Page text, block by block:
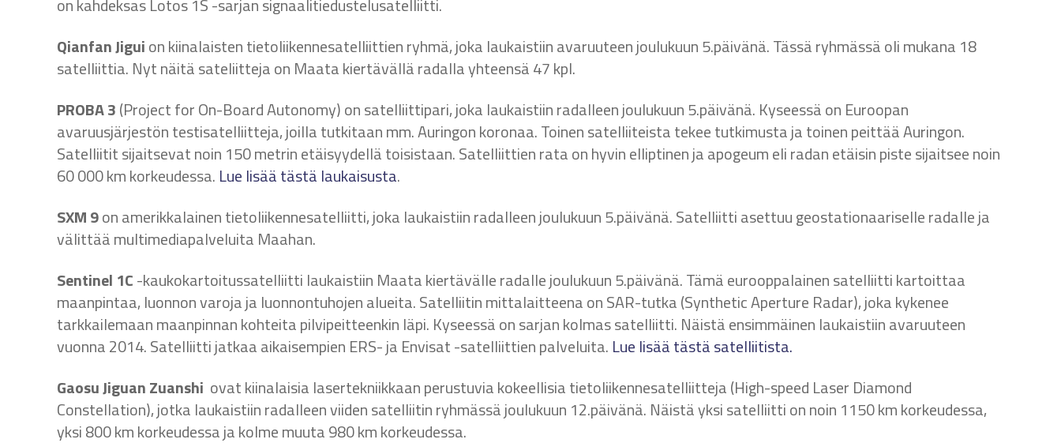
on kahdeksas Lotos 1S -sarjan signaalitiedustelusatelliitti.
Qianfan Jiguion kiinalaisten tietoliikennesatelliittien ryhmä, joka laukaistiin avaruuteen joulukuun 5.päivänä. Tässä ryhmässä oli mukana 18
satelliittia. Nyt näitä sateliitteja on Maata kiertävällä radalla yhteensä 47 kpl.
PROBA 3(Project for On-Board Autonomy) on satelliittipari, joka laukaistiin radalleen joulukuun 5.päivänä. Kyseessä on Euroopan
avaruusjärjestön testisatelliitteja, joilla tutkitaan mm. Auringon koronaa. Toinen satelliiteista tekee tutkimusta ja toinen peittää Auringon.
Satelliitit sijaitsevat noin 150 metrin etäisyydellä toisistaan. Satelliittien rata on hyvin elliptinen ja apogeum eli radan etäisin piste sijaitsee noin
60 000 km korkeudessa. Lue lisää tästä laukaisusta.
SXM 9on amerikkalainen tietoliikennesatelliitti, joka laukaistiin radalleen joulukuun 5.päivänä. Satelliitti asettuu geostationaariselle radalle ja
välittää multimediapalveluita Maahan.
Sentinel 1C-kaukokartoitussatelliitti laukaistiin Maata kiertävälle radalle joulukuun 5.päivänä. Tämä eurooppalainen satelliitti kartoittaa
maanpintaa, luonnon varoja ja luonnontuhojen alueita. Satelliitin mittalaitteena on SAR-tutka (Synthetic Aperture Radar), joka kykenee
tarkkailemaan maanpinnan kohteita pilvipeitteenkin läpi. Kyseessä on sarjan kolmas satelliitti. Näistä ensimmäinen laukaistiin avaruuteen
vuonna 2014. Satelliitti jatkaa aikaisempien ERS- ja Envisat -satelliittien palveluita. Lue lisää tästä satelliitista.
Gaosu Jiguan Zuanshi ovat kiinalaisia lasertekniikkaan perustuvia kokeellisia tietoliikennesatelliitteja (High-speed Laser Diamond
Constellation), jotka laukaistiin radalleen viiden satelliitin ryhmässä joulukuun 12.päivänä. Näistä yksi satelliitti on noin 1150 km korkeudessa,
yksi 800 km korkeudessa ja kolme muuta 980 km korkeudessa.